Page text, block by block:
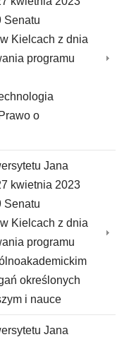
Senatu
Kielcach z dnia
programu
o
Jana
kwietnia 2023
Senatu
Kielcach z dnia
programu
określonych
i nauce
Jana